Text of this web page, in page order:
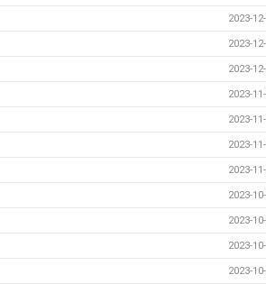
2023-
2023-
2023-
2023-
2023-
2023-
2023-
2023-
2023-
2023-
2023-